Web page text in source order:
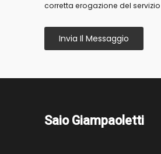
corretta erogazione del servizio
Invia Il Messaggio
Saio Giampaoletti